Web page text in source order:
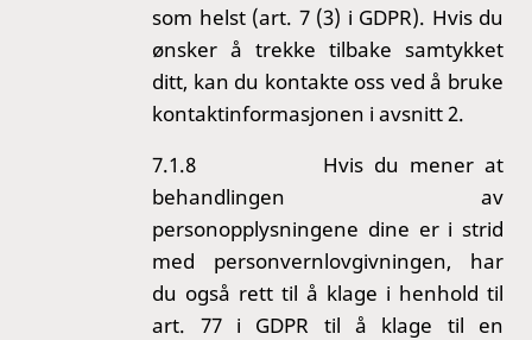
som helst (art. 7 (3) i GDPR). Hvis du
ønsker å trekke tilbake samtykket
ditt, kan du kontakte oss ved å bruke
kontaktinformasjonen i avsnitt 2.
7.1.8 Hvis du mener at
behandlingen av
personopplysningene dine er i strid
med personvernlovgivningen, har
du også rett til å klage i henhold til
art. 77 i GDPR til å klage til en